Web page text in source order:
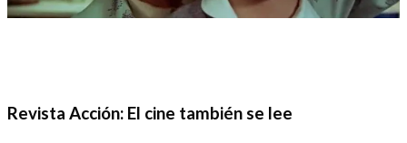
Revista Acción: El cine también se lee